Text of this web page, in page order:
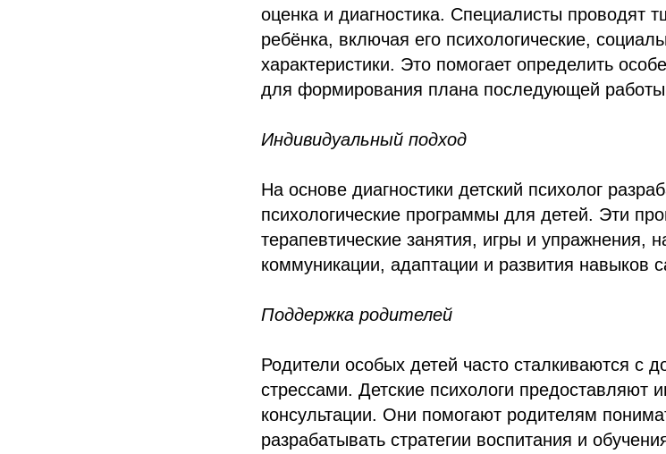
оценка и диагностика. Специалисты проводят
ребёнка, включая его психологические,
характеристики. Это помогает определить
для формирования плана последующей
Индивидуальный подход
На основе диагностики детский психолог
психологические программы для детей. Эти
терапевтические занятия, игры и упражнения,
коммуникации, адаптации и развития навыков
Поддержка родителей
Родители особых детей часто сталкиваются с
стрессами. Детские психологи предоставляют
консультации. Они помогают родителям
разрабатывать стратегии воспитания и